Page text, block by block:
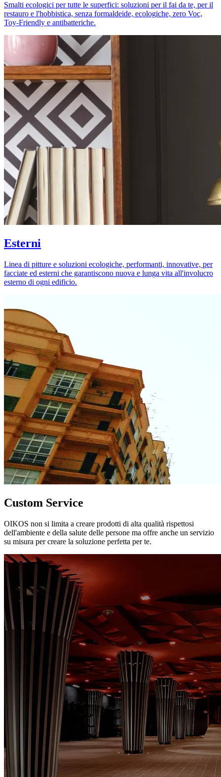
Smalti ecologici per tutte le superfici: soluzioni per il fai da te, per il
restauro e l'hobbistica, senza formaldeide, ecologiche, zero Voc,
Toy-Friendly e antibatteriche.
Esterni
Linea di pitture e soluzioni ecologiche, performanti, innovative, per
facciate ed esterni che garantiscono nuova e lunga vita all'involucro
esterno di ogni edificio.
Custom Service
OIKOS non si limita a creare prodotti di alta qualità rispettosi
dell'ambiente e della salute delle persone ma offre anche un servizio
su misura per creare la soluzione perfetta per te.